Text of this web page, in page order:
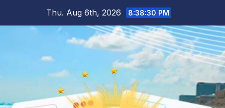
Thu. Aug 6th, 2026 8:38:31 PM